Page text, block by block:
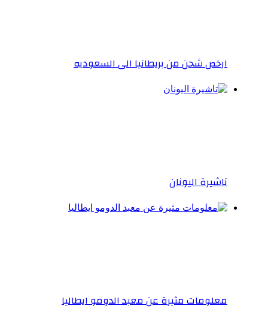
ارخص شحن من بريطانيا الى السعوديه
تاشيرة اليونان
معلومات مثيرة عن معبد الدومو ايطاليا